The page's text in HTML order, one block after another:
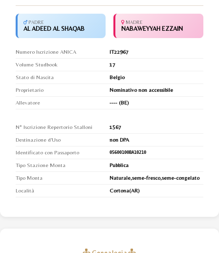
PADRE
AL ADEED AL SHAQAB
MADRE
NABAWEYYAH EZZAIN
Numero Iscrizione ANICA
IT22967
Volume Studbook
17
Stato di Nascita
Belgio
Proprietario
Nominativo non accessibile
Allevatore
---- (BE)
N° Iscrizione Repertorio Stalloni
1567
Destinazione d'Uso
non DPA
Identificato con Passaporto
05600100BA10210
Tipo Stazione Monta
Pubblica
Tipo Monta
Naturale,seme-fresco,seme-congelato
Località
Cortona(AR)